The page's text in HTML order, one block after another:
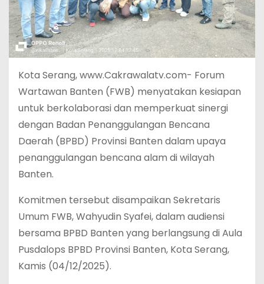
Kota Serang, www.Cakrawalatv.com- Forum
Wartawan Banten (FWB) menyatakan kesiapan
untuk berkolaborasi dan memperkuat sinergi
dengan Badan Penanggulangan Bencana
Daerah (BPBD) Provinsi Banten dalam upaya
penanggulangan bencana alam di wilayah
Banten.
Komitmen tersebut disampaikan Sekretaris
Umum FWB, Wahyudin Syafei, dalam audiensi
bersama BPBD Banten yang berlangsung di Aula
Pusdalops BPBD Provinsi Banten, Kota Serang,
Kamis (04/12/2025).